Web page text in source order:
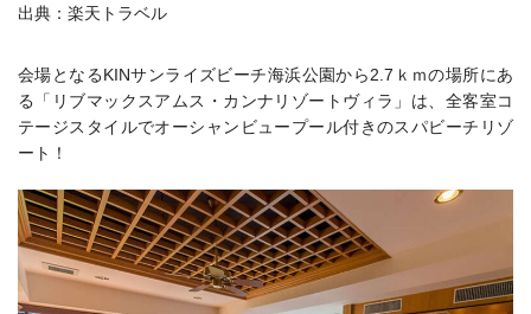
出典：楽天トラベル
会場となるKINサンライズビーチ海浜公園から2.7ｋｍの場所にあ
る「リブマックスアムス・カンナリゾートヴィラ」は、全客室コ
テージスタイルでオーシャンビュープール付きのスパビーチリゾ
ート！